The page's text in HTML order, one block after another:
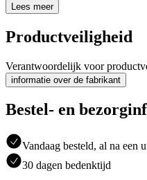
Lees meer
Productveiligheid
Verantwoordelijk voor
informatie over de fabrikant
Bestel- en
Vandaag besteld, al na een
30 dagen bedenktijd